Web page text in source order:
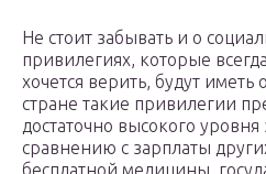
Не стоит забывать и о
привилегиях, которые
хочется верить, будут
стране такие привилегии
достаточно высокого
сравнению с зарплаты
бесплатной медицины,